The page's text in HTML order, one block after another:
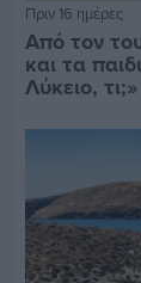
Πριν 16 ημέρες
Από τον
και τα
Λύκειο, τι;»